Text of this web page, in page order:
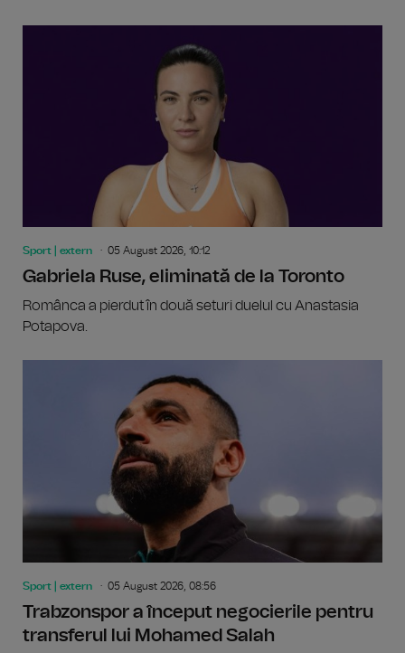
Sport | extern 05 August 2026, 10:12
Gabriela Ruse, eliminată de la Toronto
Românca a pierdut în două seturi duelul cu Anastasia
Potapova.
Sport | extern 05 August 2026, 08:56
Trabzonspor a început negocierile pentru
transferul lui Mohamed Salah